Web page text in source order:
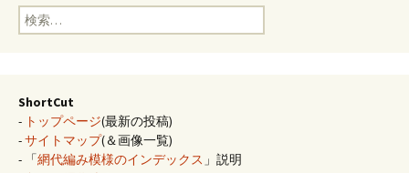
検
索:
ShortCut
- トップページ(最新の投稿)
-サイトマップ(＆画像一覧)
- 「網代編み模様のインデックス 」説明